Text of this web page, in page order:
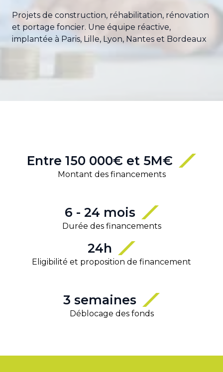
Projets de construction, réhabilitation, rénovation
et portage foncier. Une équipe réactive,
implantée à Paris, Lille, Lyon, Nantes et Bordeaux
Entre 150 000€ et 5M€
Montant des financements
6 - 24 mois
Durée des financements
24h
Eligibilité et proposition de financement
3 semaines
Déblocage des fonds